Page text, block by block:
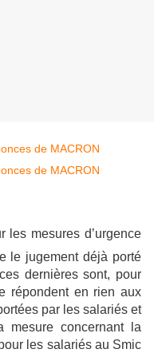
les mesures d’urgence
le jugement déjà porté
dernières sont, pour
répondent en rien aux
par les salariés et
mesure concernant la
les salariés au Smic